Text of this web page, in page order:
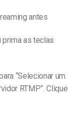
antes
prima as teclas
“Selecionar um
RTMP”. Clique